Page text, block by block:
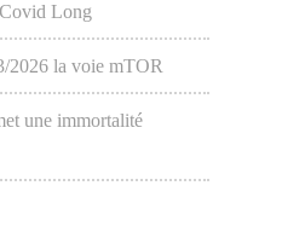
Long
la voie mTOR
une immortalité